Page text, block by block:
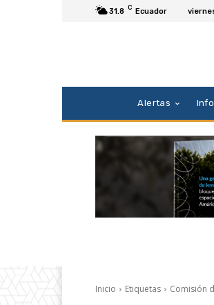
31.8 C Ecuador
Alertas
Inicio Etiquetas Comisión